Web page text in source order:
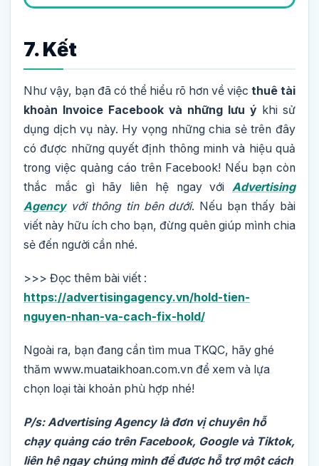
7. Kết
Như vậy, bạn đã có thể hiểu rõ hơn về việc thuê tài
khoản Invoice Facebook và những lưu ý khi sử
dụng dịch vụ này. Hy vọng những chia sẻ trên đây
có được những quyết định thông minh và hiệu quả
trong việc quảng cáo trên Facebook! Nếu bạn còn
thắc mắc gì hãy liên hệ ngay với Advertising
Agencyvới thông tin bên dưới. Nếu bạn thấy bài
viết này hữu ích cho bạn, đừng quên giúp mình chia
sẻ đến người cần nhé.
>>> Đọc thêm bài viết :
https://advertisingagency.vn/hold-tien-
nguyen-nhan-va-cach-fix-hold/
Ngoài ra, bạn đang cần tìm mua TKQC, hãy ghé
thăm www.muataikhoan.com.vn để xem và lựa
chọn loại tài khoản phù hợp nhé!
P/s: Advertising Agency là đơn vị chuyên hỗ
chạy quảng cáo trên Facebook, Google và Tiktok,
liên hệ ngay chúng mình để được hỗ trợ một cách